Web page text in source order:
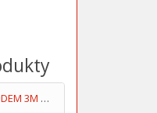
WTYK USB C Z PRZEWODEM 3M 4STYKOWY